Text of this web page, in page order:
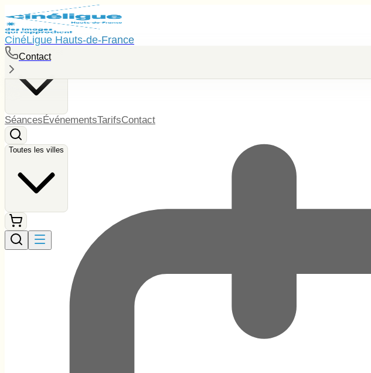
CinéLigue Hauts-de-France
Toutes les villes
SéancesÉvénementsTarifsContact
Toutes les villes
Contact